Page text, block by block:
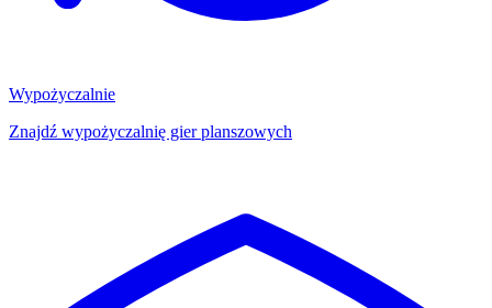
Wypożyczalnie
Znajdź wypożyczalnię gier planszowych